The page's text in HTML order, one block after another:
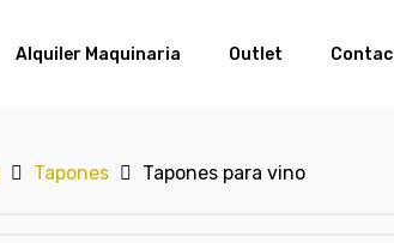
Alquiler Maquinaria Outlet
Tapones Tapones para vino